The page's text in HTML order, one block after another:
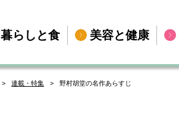
暮らしと食 美容と健康
連載・特集 野村胡堂の名作あらすじ